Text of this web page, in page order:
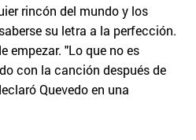
rincón del mundo y los
su letra a la perfección.
empezar. "Lo que no es
con la canción después de
Quevedo en una